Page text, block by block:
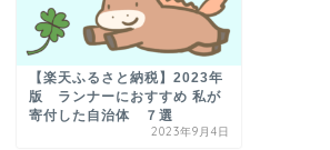
【楽天ふるさと納税】2023年
版 ランナーにおすすめ 私が
寄付した自治体 ７選
2023年9月4日